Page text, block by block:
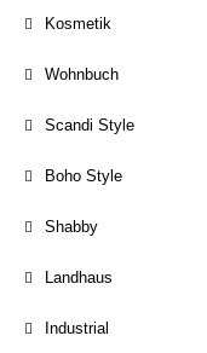
Kosmetik
Wohnbuch
Scandi Style
Boho Style
Shabby
Landhaus
Industrial